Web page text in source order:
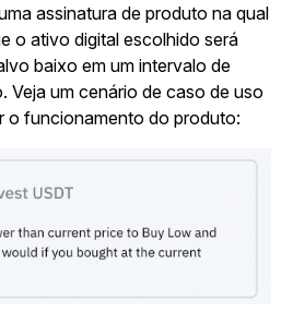
assinatura de produto na qual
o ativo digital escolhido será
baixo em um intervalo de
Veja um cenário de caso de uso
o funcionamento do produto: